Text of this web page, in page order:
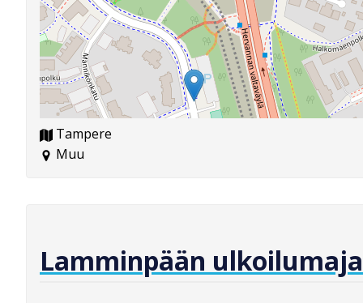
Tampere
Muu
Lamminpään ulkoilumaja